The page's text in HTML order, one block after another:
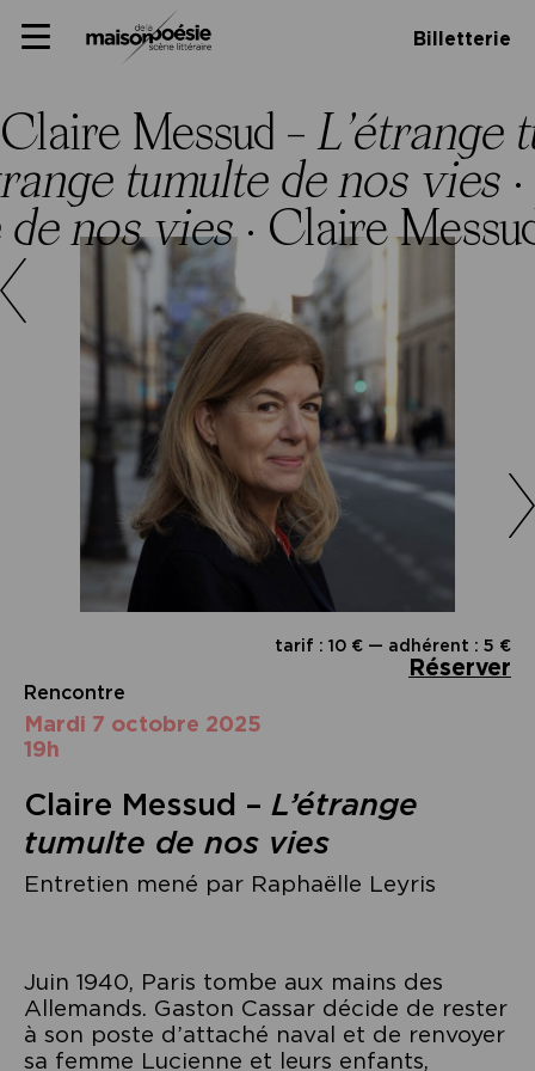
Panneau de gestion des cookies
to
Primary
Billetterie
Claire Messud – L’étrange
tumulte de nos vies ·
de nos vies· Claire
tarif : 10 € — adhérent : 5 €
Réserver
Rencontre
mardi 7 octobre 2025
19h
Claire Messud – L’étrange
tumulte de nos vies
Entretien mené par Raphaëlle Leyris
Juin 1940, Paris tombe aux mains des
Allemands. Gaston Cassar décide de rester
à son poste d’attaché naval et de renvoyer
sa femme Lucienne et leurs enfants,